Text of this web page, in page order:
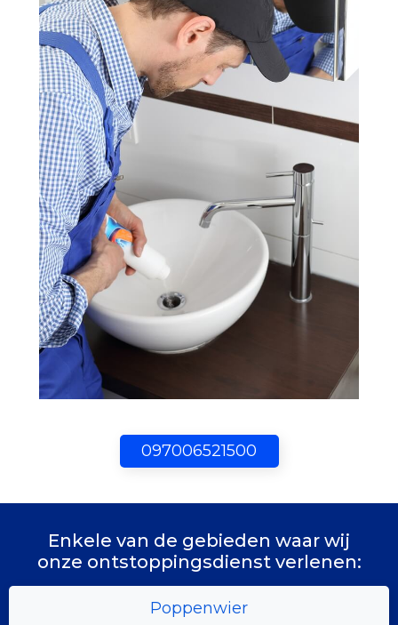
097006521500
Enkele van de gebieden waar wij
onze ontstoppingsdienst verlenen:
Poppenwier